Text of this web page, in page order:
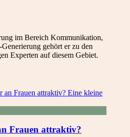
im Bereich Kommunikation,
gehört er zu den
Experten auf diesem Gebiet.
Frauen attraktiv?